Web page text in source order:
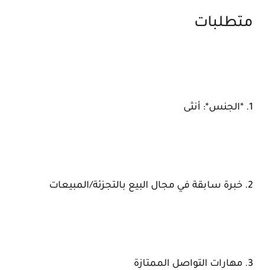
متطلبات
1. *الجنس*: أنثى
2. خبرة سابقة في مجال البيع بالتجزئة/المبيعات
3. مهارات التواصل الممتازة